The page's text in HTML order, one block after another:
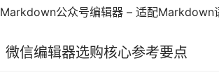
Markdown公众号编辑器 – 适配Markdown
微信编辑器选购核心参考要点